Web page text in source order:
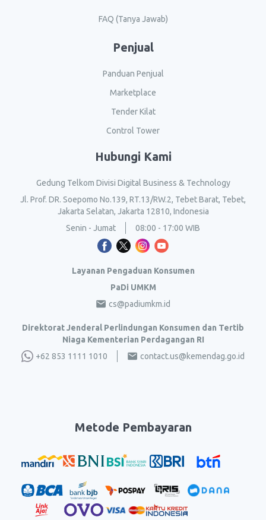
FAQ (Tanya Jawab)
Penjual
Panduan Penjual
Marketplace
Tender Kilat
Control Tower
Hubungi Kami
Gedung Telkom Divisi Digital Business & Technology
Jl. Prof. DR. Soepomo No.139, RT.13/RW.2, Tebet Barat, Tebet,
Jakarta Selatan, Jakarta 12810, Indonesia
Senin - Jumat
08:00 - 17:00 WIB
Layanan Pengaduan Konsumen
PaDi UMKM
cs@padiumkm.id
Direktorat Jenderal Perlindungan Konsumen dan Tertib
Niaga Kementerian Perdagangan RI
+62 853 1111 1010
contact.us@kemendag.go.id
Metode Pembayaran